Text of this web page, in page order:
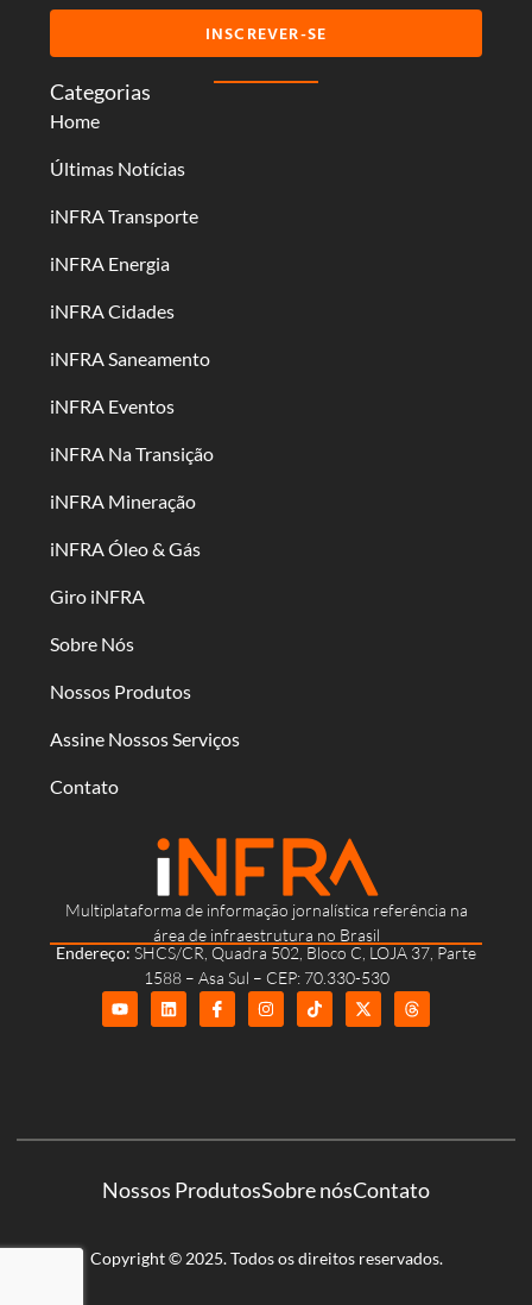
Multiplataforma de informação jornalística referência na
área de infraestrutura no Brasil
Endereço: SHCS/CR, Quadra 502, Bloco C, LOJA 37, Parte
1588 – Asa Sul – CEP: 70.330-530
Categorias
Home
Últimas Notícias
iNFRA Transporte
iNFRA Energia
iNFRA Cidades
iNFRA Saneamento
iNFRA Eventos
iNFRA Na Transição
iNFRA Mineração
iNFRA Óleo & Gás
Giro iNFRA
Sobre Nós
Nossos Produtos
Assine Nossos Serviços
Contato
INSCREVER-SE
Nossos ProdutosSobre nósContato
Copyright © 2025. Todos os direitos reservados.